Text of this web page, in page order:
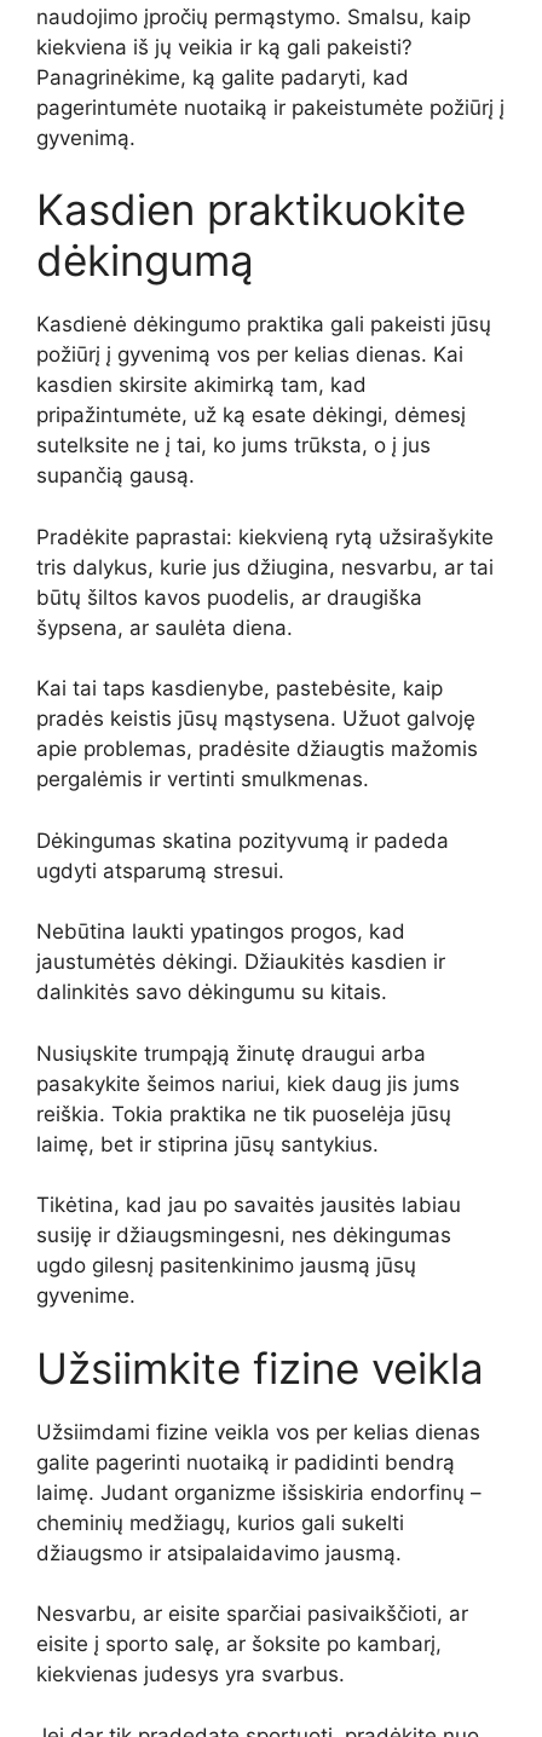
naudojimo įpročių permąstymo. Smalsu, kaip
kiekviena iš jų veikia ir ką gali pakeisti?
Panagrinėkime, ką galite padaryti, kad
pagerintumėte nuotaiką ir pakeistumėte požiūrį į
gyvenimą.
Kasdien praktikuokite
dėkingumą
Kasdienė dėkingumo praktika gali pakeisti jūsų
požiūrį į gyvenimą vos per kelias dienas. Kai
kasdien skirsite akimirką tam, kad
pripažintumėte, už ką esate dėkingi, dėmesį
sutelksite ne į tai, ko jums trūksta, o į jus
supančią gausą.
Pradėkite paprastai: kiekvieną rytą užsirašykite
tris dalykus, kurie jus džiugina, nesvarbu, ar tai
būtų šiltos kavos puodelis, ar draugiška
šypsena, ar saulėta diena.
Kai tai taps kasdienybe, pastebėsite, kaip
pradės keistis jūsų mąstysena. Užuot galvoję
apie problemas, pradėsite džiaugtis mažomis
pergalėmis ir vertinti smulkmenas.
Dėkingumas skatina pozityvumą ir padeda
ugdyti atsparumą stresui.
Nebūtina laukti ypatingos progos, kad
jaustumėtės dėkingi. Džiaukitės kasdien ir
dalinkitės savo dėkingumu su kitais.
Nusiųskite trumpąją žinutę draugui arba
pasakykite šeimos nariui, kiek daug jis jums
reiškia. Tokia praktika ne tik puoselėja jūsų
laimę, bet ir stiprina jūsų santykius.
Tikėtina, kad jau po savaitės jausitės labiau
susiję ir džiaugsmingesni, nes dėkingumas
ugdo gilesnį pasitenkinimo jausmą jūsų
gyvenime.
Užsiimkite fizine veikla
Užsiimdami fizine veikla vos per kelias dienas
galite pagerinti nuotaiką ir padidinti bendrą
laimę. Judant organizme išsiskiria endorfinų –
cheminių medžiagų, kurios gali sukelti
džiaugsmo ir atsipalaidavimo jausmą.
Nesvarbu, ar eisite sparčiai pasivaikščioti, ar
eisite į sporto salę, ar šoksite po kambarį,
kiekvienas judesys yra svarbus.